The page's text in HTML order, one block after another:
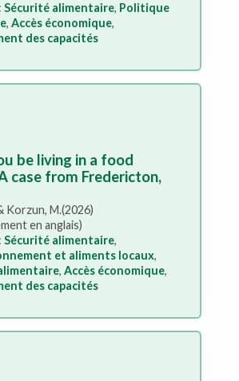
Sécurité alimentaire, Politique
,Accès économique,
des capacités
be living in a food
case from Fredericton,
Korzun, M.(2026)
en anglais)
Sécurité alimentaire,
et aliments locaux,
,Accès économique,
des capacités